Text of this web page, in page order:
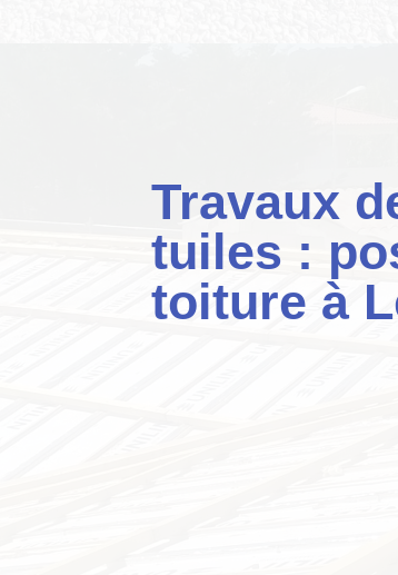
Travaux
tuiles :
toiture à